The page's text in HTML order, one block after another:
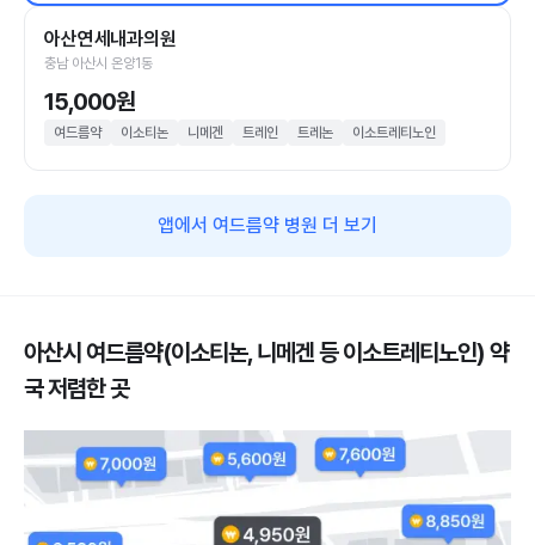
아산연세내과의원
충남 아산시 온양1동
15,000원
여드름약 이소티논 니메겐 트레인 트레논 이소트레티노인
앱에서 여드름약 병원 더 보기
아산시 여드름약(이소티논, 니메겐 등 이소트레티노인) 약
국 저렴한 곳